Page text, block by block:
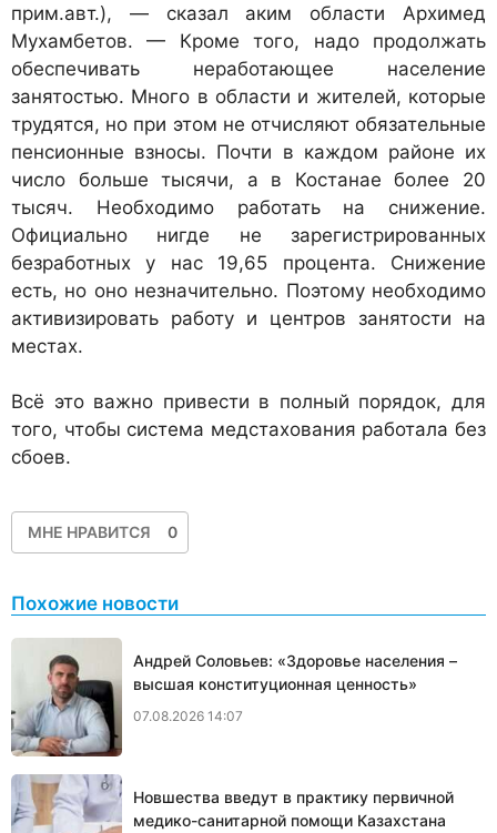
прим.авт.), — сказал аким области Архимед
Мухамбетов. — Кроме того, надо продолжать
обеспечивать неработающее население
занятостью. Много в области и жителей, которые
трудятся, но при этом не отчисляют обязательные
пенсионные взносы. Почти в каждом районе их
число больше тысячи, а в Костанае более 20
тысяч. Необходимо работать на снижение.
Официально нигде не зарегистрированных
безработных у нас 19,65 процента. Снижение
есть, но оно незначительно. Поэтому необходимо
активизировать работу и центров занятости на
местах.
Всё это важно привести в полный порядок, для
того, чтобы система медстахования работала без
сбоев.
МНЕ НРАВИТСЯ 0
Похожие новости
Андрей Соловьев: «Здоровье населения –
высшая конституционная ценность»
07.08.2026 14:07
Новшества введут в практику первичной
медико-санитарной помощи Казахстана